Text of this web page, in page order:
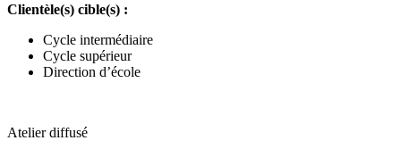
Clientèle(s) cible(s) :
Cycle intermédiaire
Cycle supérieur
Direction d’école
Atelier diffusé